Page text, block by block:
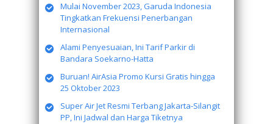
Mulai November 2023, Garuda Indonesia
Tingkatkan Frekuensi Penerbangan
Internasional
Alami Penyesuaian, Ini Tarif Parkir di
Bandara Soekarno-Hatta
Buruan! AirAsia Promo Kursi Gratis hingga
25 Oktober 2023
Super Air Jet Resmi Terbang Jakarta-Silangit
PP, Ini Jadwal dan Harga Tiketnya